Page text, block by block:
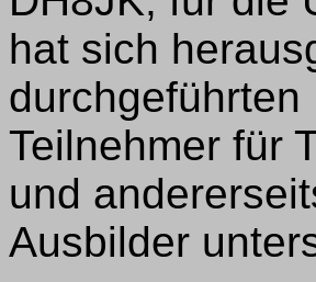
hat sich
Teilnehmer für
und
Ausbilder